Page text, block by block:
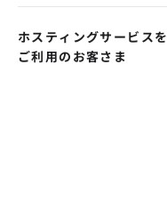
ホスティングサービスを
ご利用のお客さま